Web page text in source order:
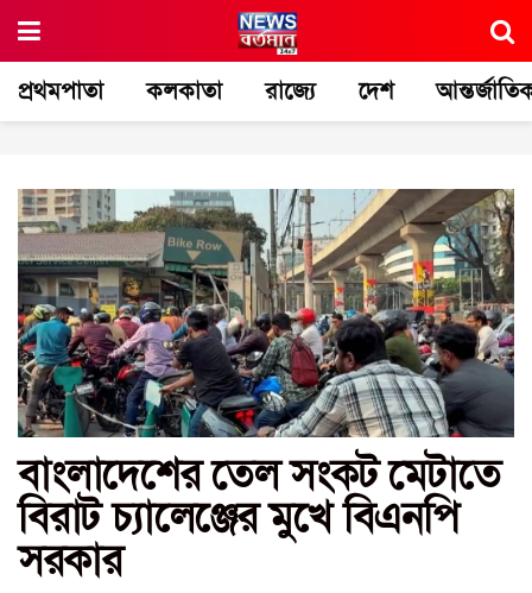
প্রথমপাতা কলকাতা রাজ্যে দেশ
বাংলাদেশের তেল সংকট মেটাতে
বিরাট চ্যালেঞ্জের মুখে বিএনপি
সরকার